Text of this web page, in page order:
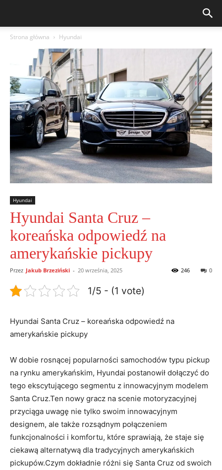
Strona główna Hyundai
Hyundai
Hyundai Santa Cruz –
koreańska odpowiedź na
amerykańskie pickupy
Przez Jakub Brzeziński - 20 września, 2025 0
246
1/5 - (1 vote)
Hyundai⁣ Santa Cruz – koreańska⁤ odpowiedź na
⁣amerykańskie pickupy
W dobie rosnącej popularności samochodów typu pickup
‍na⁢ rynku amerykańskim,‍ Hyundai postanowił dołączyć do
tego ⁤ekscytującego segmentu ​z innowacyjnym modelem
Santa ‌Cruz.Ten nowy gracz⁣ na scenie motoryzacyjnej
przyciąga uwagę nie tylko swoim ⁢innowacyjnym
designem, ale także rozsądnym połączeniem
funkcjonalności⁢ i komfortu, które sprawiają, ‍że staje ‍się
ciekawą alternatywą dla‍ tradycyjnych amerykańskich
pickupów.Czym dokładnie ​różni się Santa Cruz od swoich